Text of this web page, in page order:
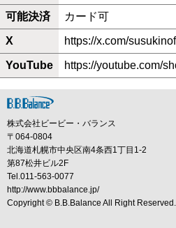
可能決済 カード可
X https://x.com/
YouTube https://youtube.com/
株式会社ビービー・バランス
〒064-0804
北海道札幌市中央区南4条西1丁目1-2
第87松井ビル2F
Tel.011-563-0077
http://www.bbbalance.jp/
Copyright © B.B.Balance All Right Reserved.